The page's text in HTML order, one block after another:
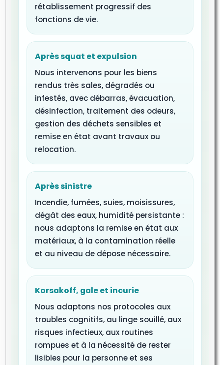
rétablissement progressif des
fonctions de vie.
Après squat et expulsion
Nous intervenons pour les biens
rendus très sales, dégradés ou
infestés, avec débarras, évacuation,
désinfection, traitement des odeurs,
gestion des déchets sensibles et
remise en état avant travaux ou
relocation.
Après sinistre
Incendie, fumées, suies, moisissures,
dégât des eaux, humidité persistante :
nous adaptons la remise en état aux
matériaux, à la contamination réelle
et au niveau de dépose nécessaire.
Korsakoff, gale et incurie
Nous adaptons nos protocoles aux
troubles cognitifs, au linge souillé, aux
risques infectieux, aux routines
rompues et à la nécessité de rester
lisibles pour la personne et ses